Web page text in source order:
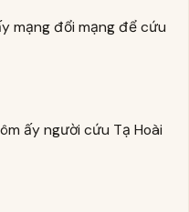
mạng đổi mạng để cứu
ấy người cứu Tạ Hoài